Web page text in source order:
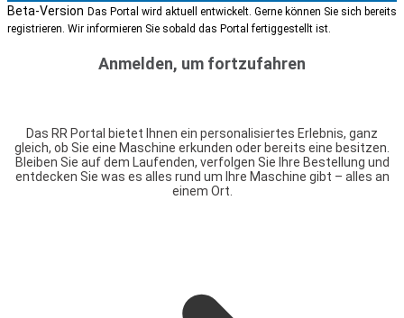
Beta-Version Das Portal wird aktuell entwickelt. Gerne können Sie sich bereits
registrieren. Wir informieren Sie sobald das Portal fertiggestellt ist.
Anmelden, um fortzufahren
Das RR Portal bietet Ihnen ein personalisiertes Erlebnis, ganz
gleich, ob Sie eine Maschine erkunden oder bereits eine besitzen.
Bleiben Sie auf dem Laufenden, verfolgen Sie Ihre Bestellung und
entdecken Sie was es alles rund um Ihre Maschine gibt – alles an
einem Ort.